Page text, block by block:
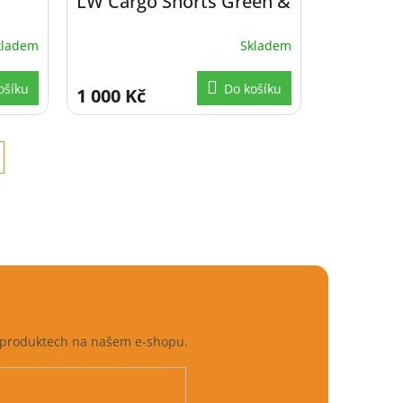
Skladem
1 000 Kč Do košíku
na našem e-shopu.